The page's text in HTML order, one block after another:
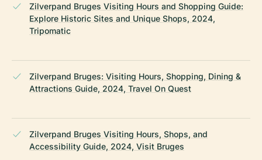
Zilverpand Bruges Visiting Hours and Shopping Guide:
Explore Historic Sites and Unique Shops, 2024,
Tripomatic
Zilverpand Bruges: Visiting Hours, Shopping, Dining &
Attractions Guide, 2024, Travel On Quest
Zilverpand Bruges Visiting Hours, Shops, and
Accessibility Guide, 2024, Visit Bruges